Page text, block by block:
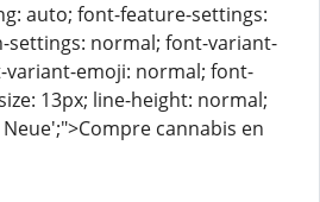
auto; font-feature-settings:
normal; font-variant-
emoji: normal; font-
13px; line-height: normal;
cannabis en